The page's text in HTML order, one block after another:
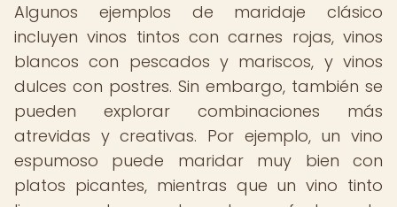
Algunos ejemplos de maridaje clásico
incluyen vinos tintos con carnes rojas, vinos
blancos con pescados y mariscos, y vinos
dulces con postres. Sin embargo, también se
pueden explorar combinaciones más
atrevidas y creativas. Por ejemplo, un vino
espumoso puede maridar muy bien con
platos picantes, mientras que un vino tinto